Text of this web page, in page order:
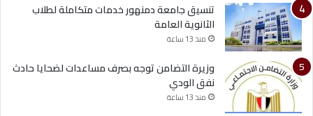
تنسيق جامعة دمنهور خدمات متكاملة لطلاب
الثانوية العامة
منذ 13 ساعة
وزيرة التضامن توجه بصرف مساعدات لضحايا حادث
نفق الودي
منذ 13 ساعة